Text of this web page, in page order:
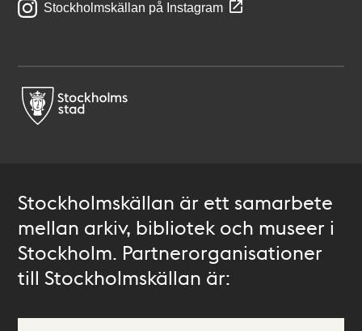
Stockholmskällan på Instagram
Stockholmskällan är ett samarbete
mellan arkiv, bibliotek och museer i
Stockholm. Partnerorganisationer
till Stockholmskällan är: